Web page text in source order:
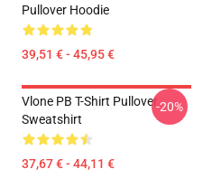
Pullover Hoodie
39,51 € - 45,95 €
Vlone PB T-Shirt Pullover
Sweatshirt
37,67 € - 44,11 €
-20%